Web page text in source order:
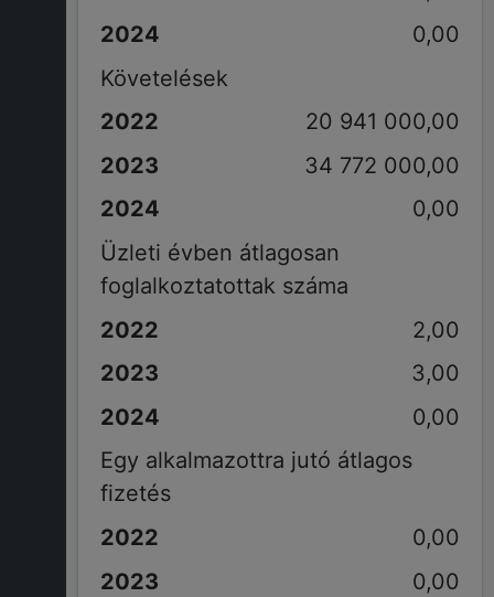
0,00
Követelések
20 941 000,00
34 772 000,00
0,00
Üzleti évben átlagosan
foglalkoztatottak száma
2,00
3,00
0,00
Egy alkalmazottra jutó átlagos
fizetés
0,00
0,00